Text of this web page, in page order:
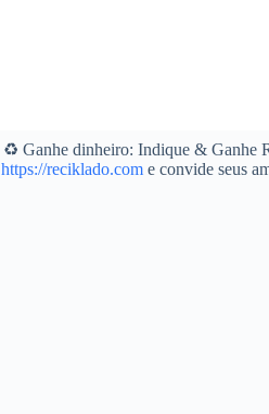
♻️ Ganhe dinheiro: Indique & Ganhe
https://reciklado.come convide seus